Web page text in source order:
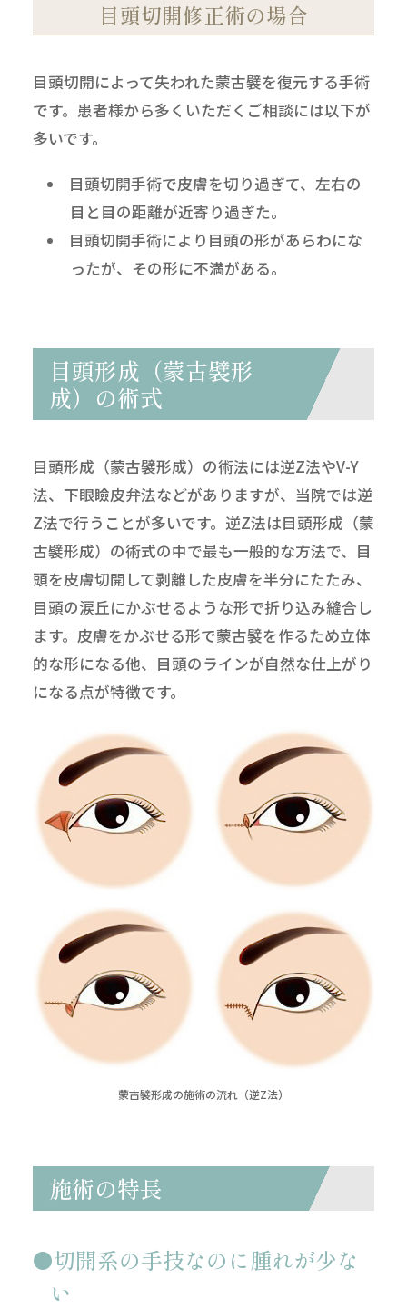
目頭切開修正術の場合
目頭切開によって失われた蒙古襞を復元する手術
です。患者様から多くいただくご相談には以下が
多いです。
目頭切開手術で皮膚を切り過ぎて、左右の
目と目の距離が近寄り過ぎた。
目頭切開手術により目頭の形があらわにな
ったが、その形に不満がある。
目頭形成（蒙古襞形
成）の術式
目頭形成（蒙古襞形成）の術法には逆Z法やV-Y
法、下眼瞼皮弁法などがありますが、当院では逆
Z法で行うことが多いです。逆Z法は目頭形成（蒙
古襞形成）の術式の中で最も一般的な方法で、目
頭を皮膚切開して剥離した皮膚を半分にたたみ、
目頭の涙丘にかぶせるような形で折り込み縫合し
ます。皮膚をかぶせる形で蒙古襞を作るため立体
的な形になる他、目頭のラインが自然な仕上がり
になる点が特徴です。
蒙古襞形成の施術の流れ（逆Z法）
施術の特長
切開系の手技なのに腫れが少な
い